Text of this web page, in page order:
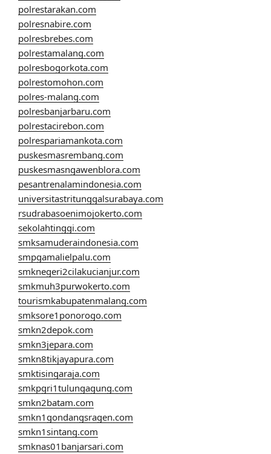
polrestarakan.com
polresnabire.com
polresbrebes.com
polrestamalang.com
polresbogorkota.com
polrestomohon.com
polres-malang.com
polresbanjarbaru.com
polrestacirebon.com
polrespariamankota.com
puskesmasrembang.com
puskesmasngawenblora.com
pesantrenalamindonesia.com
universitastritunggalsurabaya.com
rsudrabasoenimojokerto.com
sekolahtinggi.com
smksamuderaindonesia.com
smpgamalielpalu.com
smknegeri2cilakucianjur.com
smkmuh3purwokerto.com
tourismkabupatenmalang.com
smksore1ponorogo.com
smkn2depok.com
smkn3jepara.com
smkn8tikjayapura.com
smktisingaraja.com
smkpgri1tulungagung.com
smkn2batam.com
smkn1gondangsragen.com
smkn1sintang.com
smknas01banjarsari.com